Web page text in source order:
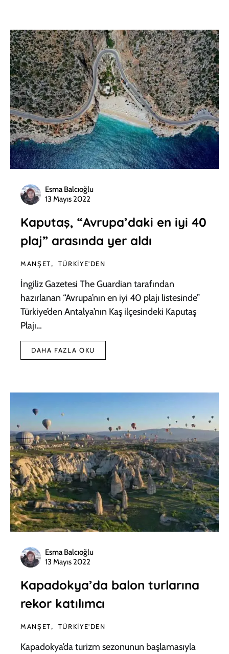
Esma Balcıoğlu
13 Mayıs 2022
Kaputaş, “Avrupa’daki en iyi 40
plaj” arasında yer aldı
MANŞET TÜRKIYE'DEN
İngiliz Gazetesi The Guardian tarafından
hazırlanan “Avrupa’nın en iyi 40 plajı listesinde”
Türkiye’den Antalya’nın Kaş ilçesindeki Kaputaş
Plajı…
DAHA FAZLA OKU
Esma Balcıoğlu
13 Mayıs 2022
Kapadokya’da balon turlarına
rekor katılımcı
MANŞET TÜRKIYE'DEN
Kapadokya’da turizm sezonunun başlamasıyla